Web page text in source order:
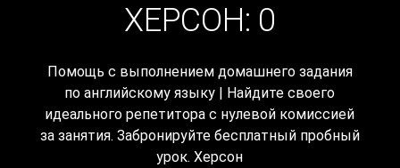
ХЕРСОН: 0
Помощь с выполнением домашнего задания
по английскому языку | Найдите своего
идеального репетитора с нулевой комиссией
за занятия. Забронируйте бесплатный пробный
урок. Херсон